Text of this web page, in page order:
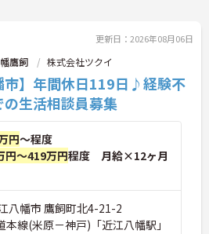
更新日：2026年08月06日
鷹飼 株式会社ツクイ
市】年間休日119日♪経験不
生活相談員募集
円～程度
円～419万円程度 月給×12ヶ月
八幡市 鷹飼町北4-21-2
本線(米原－神戸)「近江八幡駅」